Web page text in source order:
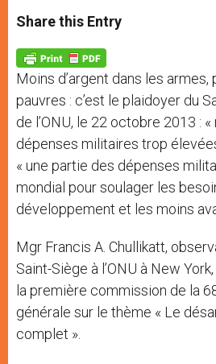
t
s
p
p
s
e
g
e
r
e
b
o
k
Share this Entry
Moins d’argent dans les armes,
pauvres : c’est le plaidoyer du
de l’ONU, le 22 octobre 2013 :
dépenses militaires trop
« une partie des dépenses
mondial pour soulager les
développement et les moins
Mgr Francis A. Chullikatt,
Saint-Siège à l’ONU à New
la première commission de la
générale sur le thème « Le
complet ».